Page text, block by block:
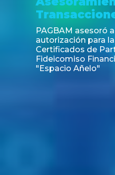
Fin de la
laborales en la